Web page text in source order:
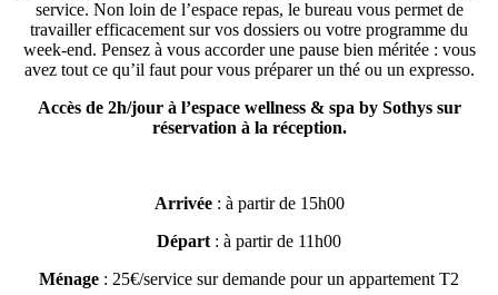
service. Non loin de l’espace repas, le bureau vous permet de
travailler efficacement sur vos dossiers ou votre programme du
week-end. Pensez à vous accorder une pause bien méritée : vous
avez tout ce qu’il faut pour vous préparer un thé ou un expresso.
Accès de 2h/jour à l’espace wellness & spa by Sothys sur
réservation à la réception.
Arrivée: à partir de 15h00
Départ : à partir de 11h00
Ménage : 25€/service sur demande pour un appartement T2